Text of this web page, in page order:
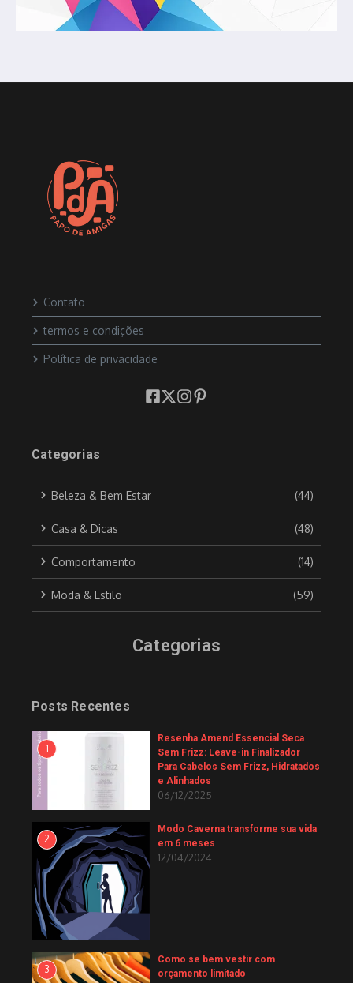
Contato
termos e condições
Política de privacidade
Categorias
Beleza & Bem Estar (44)
Casa & Dicas (48)
Comportamento (14)
Moda & Estilo (59)
Categorias
Posts Recentes
1
Resenha Amend Essencial Seca
Sem Frizz: Leave-in Finalizador
Para Cabelos Sem Frizz, Hidratados
e Alinhados
06/12/2025
2
Modo Caverna transforme sua vida
em 6 meses
12/04/2024
3
Como se bem vestir com
orçamento limitado